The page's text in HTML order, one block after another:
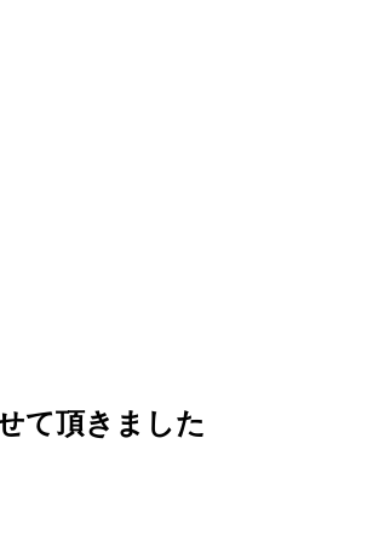
て頂きました